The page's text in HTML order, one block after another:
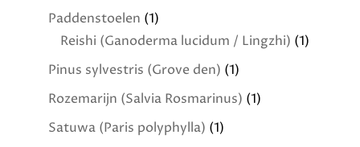
Paddenstoelen (1)
Reishi (Ganoderma lucidum / Lingzhi) (1)
Pinus sylvestris (Grove den) (1)
Rozemarijn (Salvia Rosmarinus) (1)
Satuwa (Paris polyphylla) (1)